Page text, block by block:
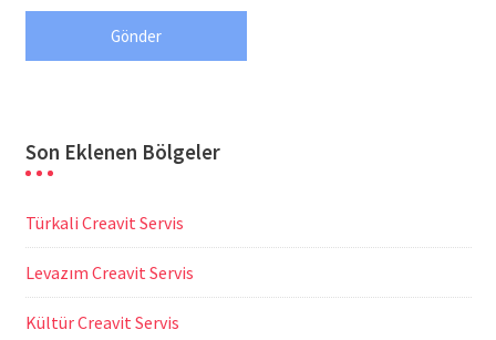
Son Eklenen Bölgeler
Türkali Creavit Servis
Levazım Creavit Servis
Kültür Creavit Servis